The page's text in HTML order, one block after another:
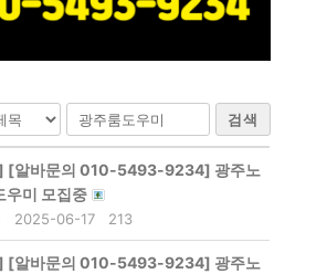
검색
[알바문의 010-5493-9234] 광주노
우미 모집중
2025-06-17 213
[알바문의 010-5493-9234] 광주노